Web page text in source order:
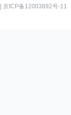
京ICP备12003892号-11